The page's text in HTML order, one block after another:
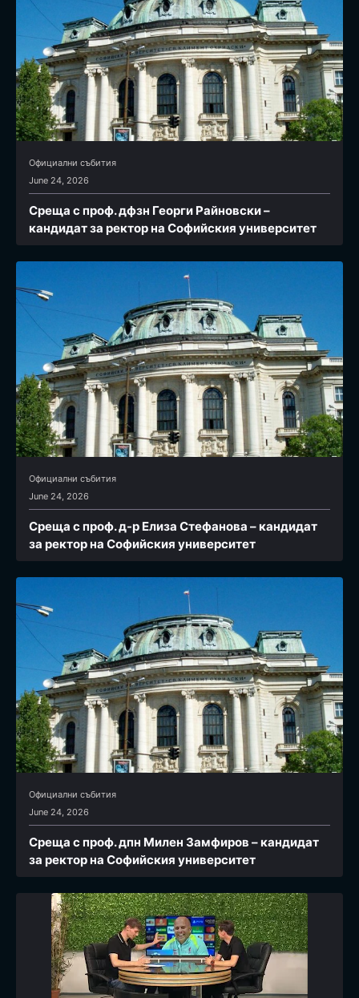
Официални събития
June 24, 2026
Среща с проф. дфзн Георги Райновски –
кандидат за ректор на Софийския университет
Официални събития
June 24, 2026
Среща с проф. д-р Елиза Стефанова – кандидат
за ректор на Софийския университет
Официални събития
June 24, 2026
Среща с проф. дпн Милен Замфиров – кандидат
за ректор на Софийския университет